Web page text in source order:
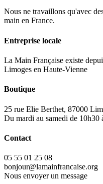
Nous ne travaillons qu'avec
main en France.
Entreprise locale
La Main Française existe
Limoges en Haute-Vienne
Boutique
25 rue Elie Berthet, 87000
Du mardi au samedi de 10h30
Contact
05 55 01 25 08
bonjour@lamainfrancaise.org
Nous envoyer un message